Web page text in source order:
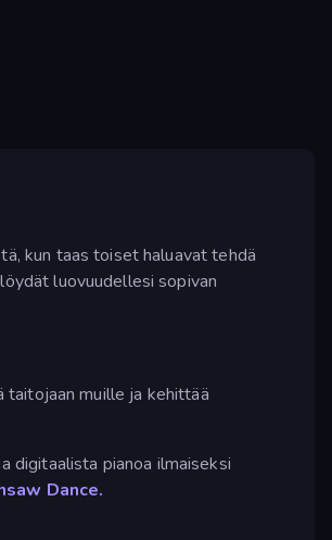
kun taas toiset haluavat tehdä
luovuudellesi sopivan
taitojaan muille ja kehittää
digitaalista pianoa ilmaiseksi
Dance.